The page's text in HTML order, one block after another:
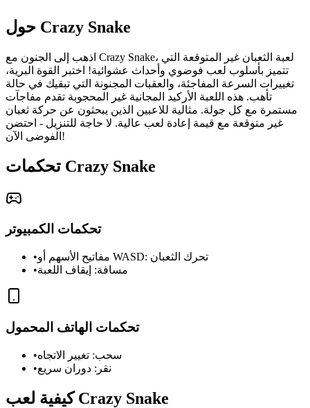
حول Crazy Snake
اذهب إلى الجنون مع Crazy Snake، لعبة الثعبان غير المتوقعة التي
تتميز بأسلوب لعب فوضوي وأحداث عشوائية! اختبر القوة البرية،
تغييرات السرعة المفاجئة، والعقبات المجنونة التي تبقيك في حالة
تأهب. هذه اللعبة الأركيد المجانية غير المحجوبة تقدم مفاجآت
مستمرة مع كل جولة. مثالية للاعبين الذين يبحثون عن حركة ثعبان
غير متوقعة مع قيمة إعادة لعب عالية. لا حاجة للتنزيل - احتضن
الفوضى الآن!
تحكمات Crazy Snake
تحكمات الكمبيوتر
•
مفاتيح الأسهم أو WASD: تحرك الثعبان
•مسافة: إيقاف اللعبة
تحكمات الهاتف المحمول
•سحب: تغيير الاتجاه
•نقر: دوران سريع
كيفية لعب Crazy Snake